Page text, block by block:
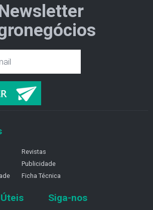
Revistas
Publicidade
Ficha Técnica
Siga-nos